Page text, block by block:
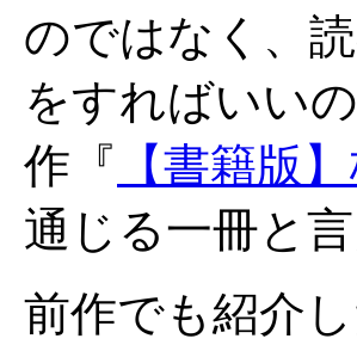
のではなく、
をすればいい
作『 【書籍版
通じる一冊と言
前作でも紹介